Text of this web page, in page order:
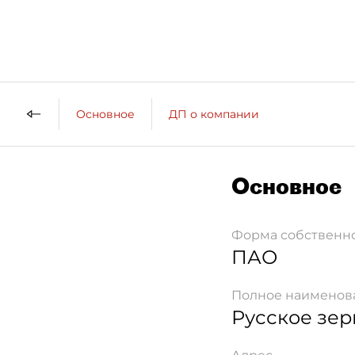
Основное ДП о компании
Основное
Форма
ПАО
Полное
Русское